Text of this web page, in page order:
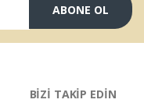
ABONE OL
BİZİ TAKİP EDİN